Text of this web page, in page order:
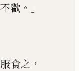
歡 。」
食之 ，